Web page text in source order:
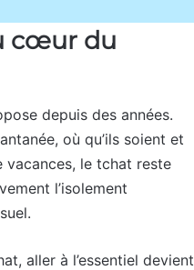
cœur du
depuis des années.
où qu’ils soient et
vacances, le tchat reste
l’isolement
aller à l’essentiel devient